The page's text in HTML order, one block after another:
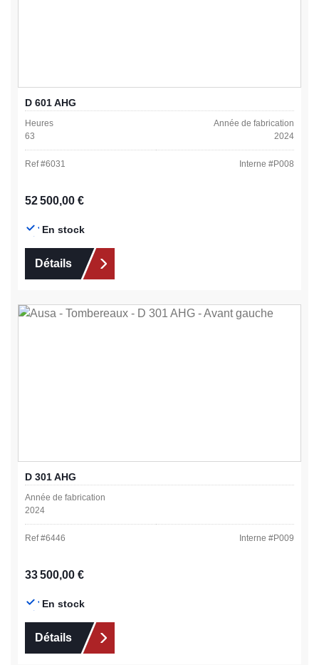
D 601 AHG
Heures
63
Année de fabrication
2024
Ref #6031 Interne #P008
Prix régulier :
52 500,00 €
En stock
Détails
D 301 AHG
Année de fabrication
2024
Ref #6446 Interne #P009
Prix régulier :
33 500,00 €
En stock
Détails